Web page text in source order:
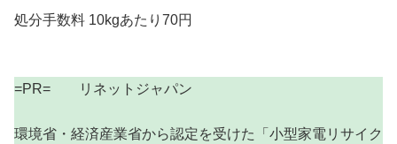
処分手数料 10kgあたり70円
=PR= リネットジャパン
環境省・経済産業省から認定を受けた「小型家電リサイク